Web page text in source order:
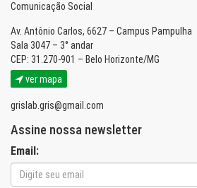
Comunicação Social
Av. Antônio Carlos, 6627 – Campus Pampulha
Sala 3047 – 3° andar
CEP: 31.270-901 – Belo Horizonte/MG
ver mapa
grislab.gris@gmail.com
Assine nossa newsletter
Email: